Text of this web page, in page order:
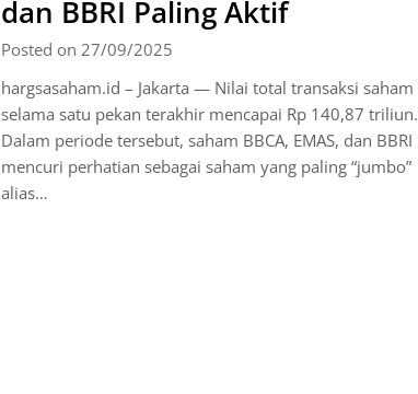
dan BBRI Paling Aktif
Posted on 27/09/2025
hargsasaham.id – Jakarta — Nilai total transaksi saham
selama satu pekan terakhir mencapai Rp 140,87 triliun.
Dalam periode tersebut, saham BBCA, EMAS, dan BBRI
mencuri perhatian sebagai saham yang paling “jumbo”
alias…